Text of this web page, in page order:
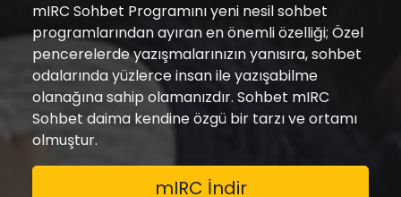
mIRC Sohbet Programını yeni nesil sohbet
programlarından ayıran en önemli özelliği; Özel
pencerelerde yazışmalarınızın yanısıra, sohbet
odalarında yüzlerce insan ile yazışabilme
olanağına sahip olamanızdır. Sohbet mIRC
Sohbet daima kendine özgü bir tarzı ve ortamı
olmuştur.
mIRC İndir